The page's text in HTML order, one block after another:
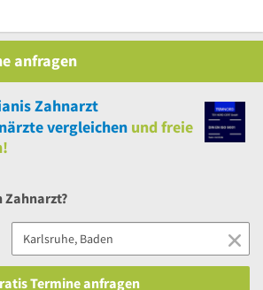
anfragen
Zahnarzt
vergleichen undfreie
Zahnarzt?
Termine anfragen